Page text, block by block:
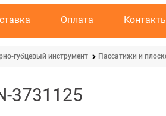
Оплата
губцевый инструмент Пассатижи и
3731125